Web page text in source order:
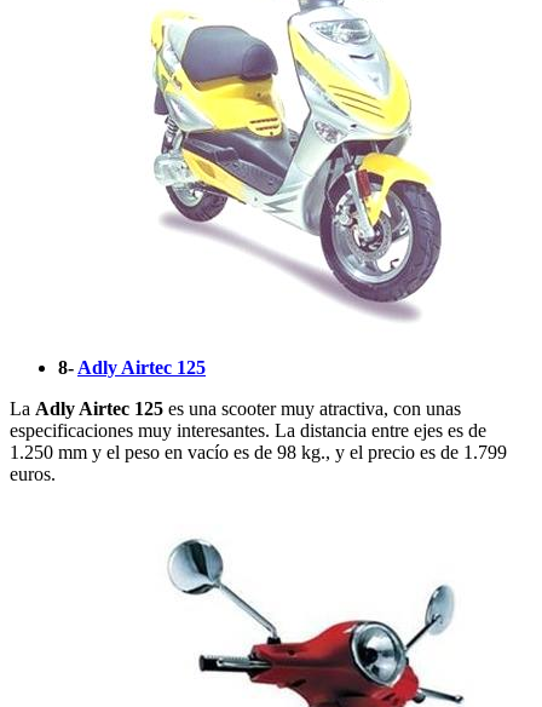
8- Adly Airtec 125
La Adly Airtec 125 es una scooter muy atractiva, con unas
especificaciones muy interesantes. La distancia entre ejes es de
1.250 mm y el peso en vacío es de 98 kg., y el precio es de 1.799
euros.